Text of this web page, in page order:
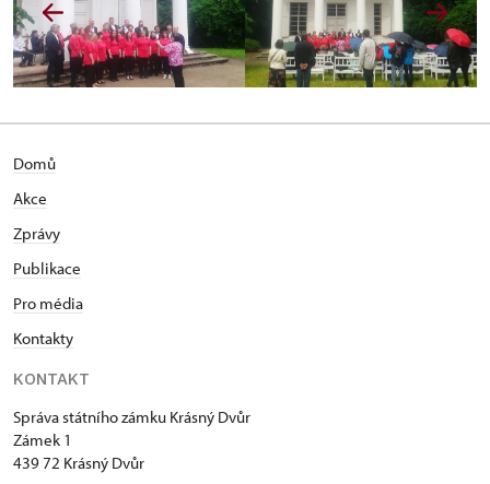
Domů
Akce
Zprávy
Publikace
Pro média
Kontakty
KONTAKT
Správa státního zámku Krásný Dvůr
Zámek 1
439 72 Krásný Dvůr